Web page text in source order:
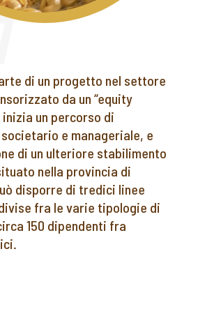
di un progetto nel settore
da un “equity
inizia un percorso di
e manageriale, e
di un ulteriore stabilimento
nella provincia di
disporre di tredici linee
fra le varie tipologie di
150 dipendenti fra